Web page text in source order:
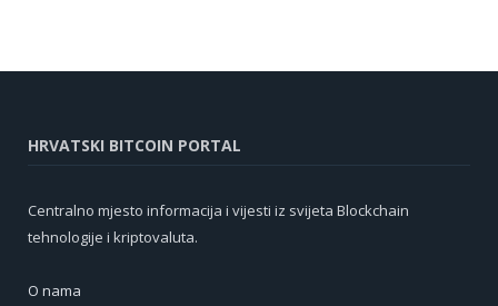
HRVATSKI BITCOIN PORTAL
Centralno mjesto informacija i vijesti iz svijeta Blockchain
tehnologije i kriptovaluta.
O nama